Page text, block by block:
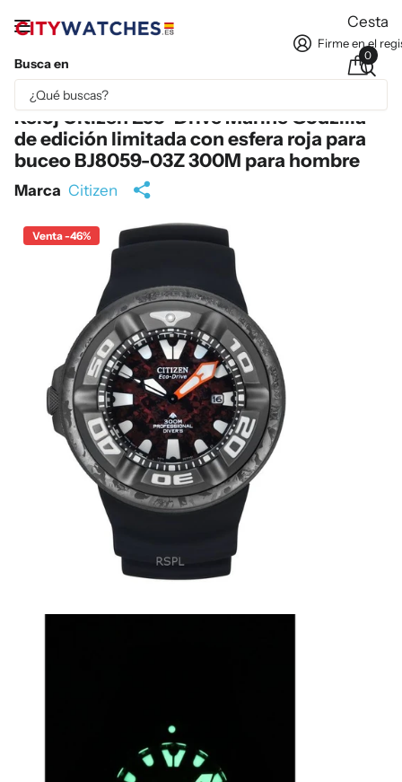
Busca en
Firme en el
Cesta
0
Parte del contenido se ha traducido automáticamente.
Reloj Citizen Eco-Drive Marine Godzilla
de edición limitada con esfera roja para
buceo BJ8059-03Z 300M para hombre
Marca Citizen
Venta -46%